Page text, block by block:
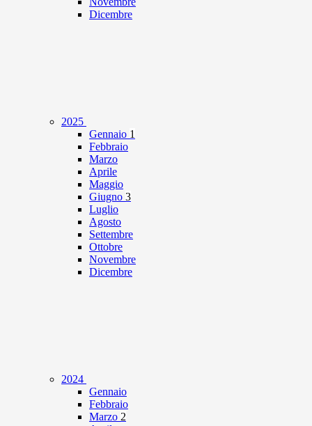
Dicembre
2025
Gennaio 1
Febbraio
Marzo
Aprile
Maggio
Giugno 3
Luglio
Agosto
Settembre
Ottobre
Novembre
Dicembre
2024
Gennaio
Febbraio
Marzo 2